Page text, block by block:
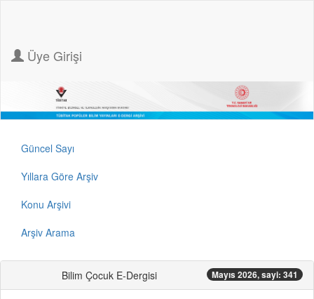
Üye Girişi
Güncel Sayı
Yıllara Göre Arşiv
Konu Arşivi
Arşiv Arama
Bilim Çocuk E-Dergisi Mayıs 2026, sayi: 341